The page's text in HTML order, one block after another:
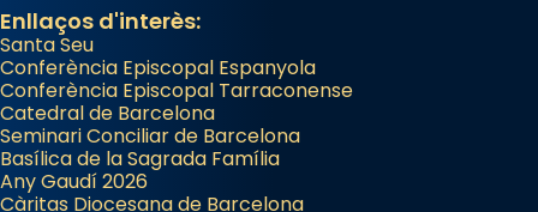
apòstol màrtir, decapitat a Jerusalem per
Herodes Agripa (vers l'any 44).
Patró de Galícia, després de les invasions
musulmanes fou venerat com a patró dels
Regnes castellans i més tard de tota
Espanya.
Enllaços d'interès:
Santa Seu
Conferència Episcopal Espanyola
Conferència Episcopal Tarraconense
Catedral de Barcelona
Seminari Conciliar de Barcelona
Basílica de la Sagrada Família
Any Gaudí 2026
Càritas Diocesana de Barcelona